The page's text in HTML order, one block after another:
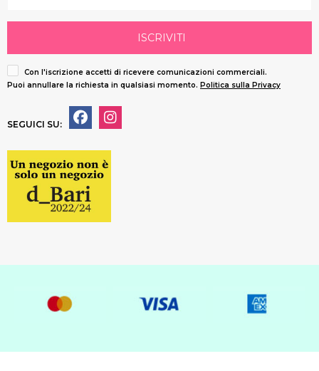
ISCRIVITI
Con l'iscrizione accetti di ricevere comunicazioni commerciali.
Puoi annullare la richiesta in qualsiasi momento. Politica sulla Privacy
SEGUICI SU: